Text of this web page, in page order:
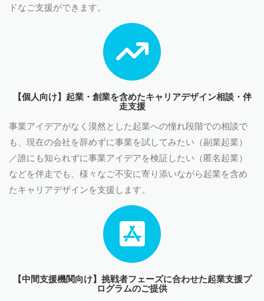
ドなご支援ができます。
【個人向け】起業・創業を含めたキャリアデザイン相談・伴
走支援
事業アイデアがなく漠然とした起業への憧れ段階での相談で
も、現在の会社を辞めずに事業を試してみたい（副業起業）
／誰にも知られずに事業アイデアを検証したい（匿名起業）
などを伴走でも、様々なご不安に寄り添いながら起業を含め
たキャリアデザインを支援します。
【中間支援機関向け】挑戦者フェーズに合わせた起業支援プ
ログラムのご提供